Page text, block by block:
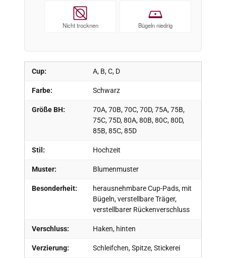
Cup: A, B, C, D
Farbe: Schwarz
Größe BH:
70A, 70B, 70C, 70D, 75A, 75B,
75C, 75D, 80A, 80B, 80C, 80D,
85B, 85C, 85D
Stil: Hochzeit
Muster: Blumenmuster
Besonderheit:
herausnehmbare Cup-Pads, mit
Bügeln, verstellbare Träger,
verstellbarer Rückenverschluss
Verschluss: Haken, hinten
Verzierung: Schleifchen, Spitze, Stickerei
Nicht trocknen Bügeln niedrig